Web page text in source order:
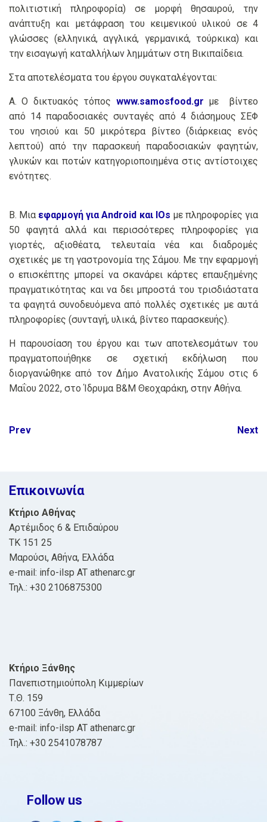
πολιτιστική πληροφορία) σε μορφή θησαυρού, την
ανάπτυξη και μετάφραση του κειμενικού υλικού σε 4
γλώσσες (ελληνικά, αγγλικά, γερμανικά, τούρκικα) και
την εισαγωγή καταλλήλων λημμάτων στη Βικιπαίδεια.
Στα αποτελέσματα του έργου συγκαταλέγονται:
Α. Ο δικτυακός τόπος www.samosfood.gr με βίντεο
από 14 παραδοσιακές συνταγές από 4 διάσημους ΣΕΦ
του νησιού και 50 μικρότερα βίντεο (διάρκειας ενός
λεπτού) από την παρασκευή παραδοσιακών φαγητών,
γλυκών και ποτών κατηγοριοποιημένα στις αντίστοιχες
ενότητες.
Β. Μια εφαρμογή για Android και IOs με πληροφορίες για
50 φαγητά αλλά και περισσότερες πληροφορίες για
γιορτές, αξιοθέατα, τελευταία νέα και διαδρομές
σχετικές με τη γαστρονομία της Σάμου. Με την εφαρμογή
ο επισκέπτης μπορεί να σκανάρει κάρτες επαυξημένης
πραγματικότητας και να δει μπροστά του τρισδιάστατα
τα φαγητά συνοδευόμενα από πολλές σχετικές με αυτά
πληροφορίες (συνταγή, υλικά, βίντεο παρασκευής).
Η παρουσίαση του έργου και των αποτελεσμάτων του
πραγματοποιήθηκε σε σχετική εκδήλωση που
διοργανώθηκε από τον Δήμο Ανατολικής Σάμου στις 6
Μαΐου 2022, στο Ίδρυμα Β&Μ Θεοχαράκη, στην Αθήνα.
Post
Prev Next
Επικοινωνία
Κτήριο Αθήνας
Αρτέμιδος 6 & Επιδαύρου
ΤΚ 151 25
Μαρούσι, Αθήνα, Ελλάδα
e-mail: info-ilsp AT athenarc.gr
Τηλ.: +30 2106875300
Κτήριο Ξάνθης
Πανεπιστημιούπολη Κιμμερίων
Τ.Θ. 159
67100 Ξάνθη, Ελλάδα
e-mail: info-ilsp AT athenarc.gr
Τηλ.: +30 2541078787
Follow us